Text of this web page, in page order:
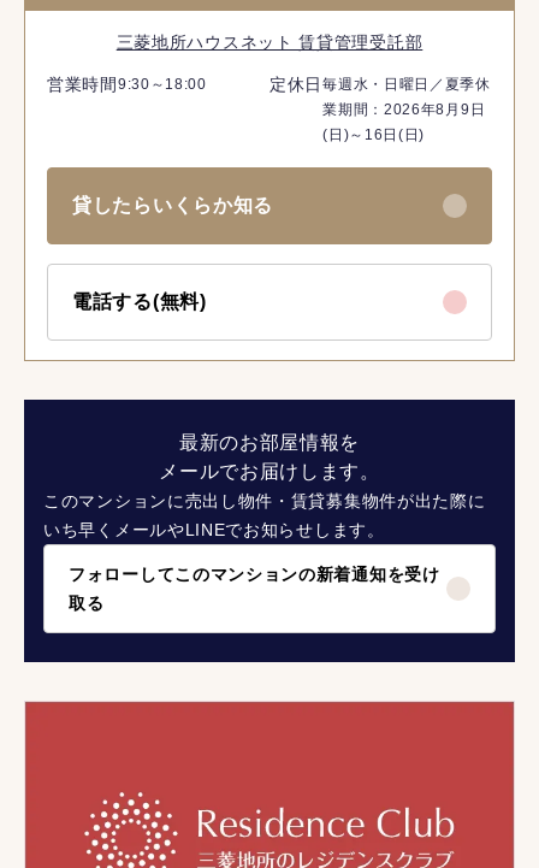
三菱地所ハウスネット 賃貸管理受託部
営業時間 9:30～18:00 定休日毎週水・日曜日／夏季休
業期間：2026年8月9日
(日)～16日(日)
貸したらいくらか知る
電話する(無料)
最新のお部屋情報を
メールでお届けします。
このマンションに売出し物件・賃貸募集物件が出た際に
いち早くメールやLINEでお知らせします。
フォローしてこのマンションの新着通知を受け
取る